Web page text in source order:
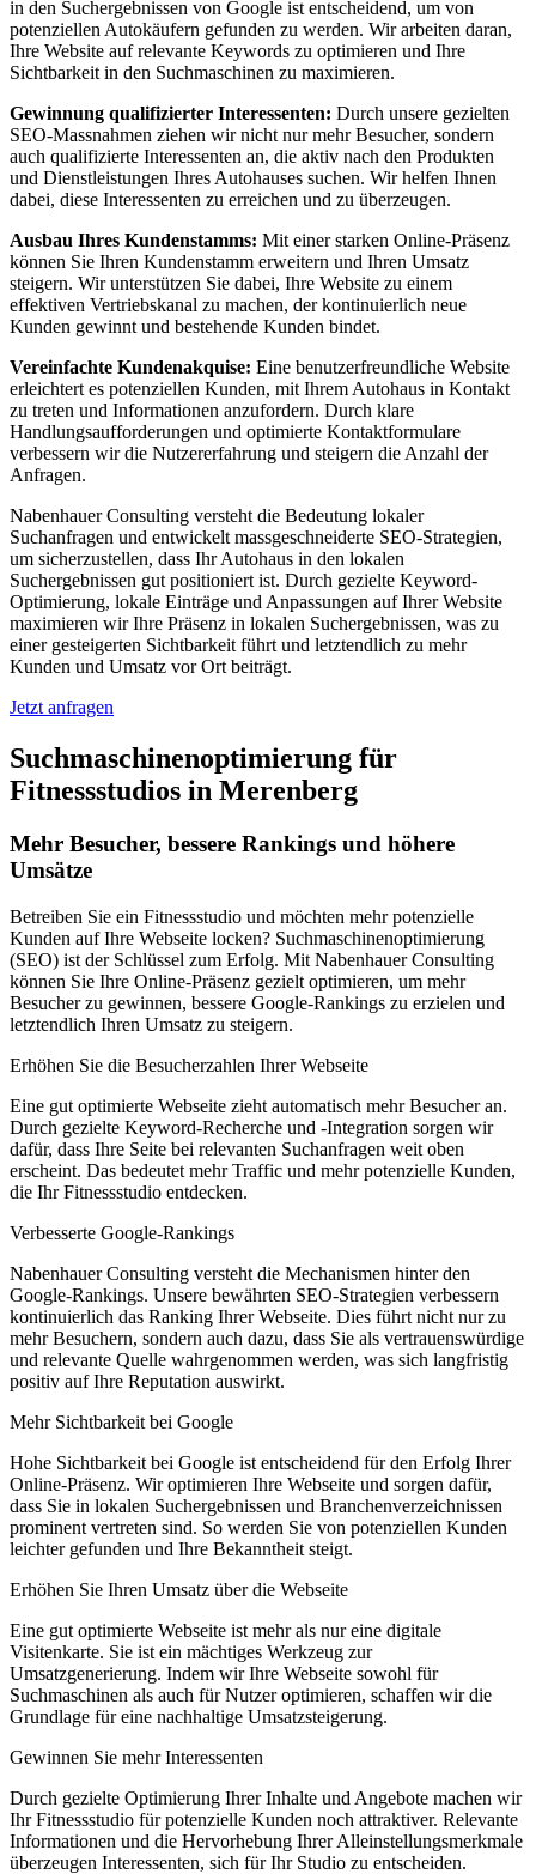
in den Suchergebnissen von Google ist entscheidend, um von
potenziellen Autokäufern gefunden zu werden. Wir arbeiten daran,
Ihre Website auf relevante Keywords zu optimieren und Ihre
Sichtbarkeit in den Suchmaschinen zu maximieren.
Gewinnung qualifizierter Interessenten: Durch unsere gezielten
SEO-Massnahmen ziehen wir nicht nur mehr Besucher, sondern
auch qualifizierte Interessenten an, die aktiv nach den Produkten
und Dienstleistungen Ihres Autohauses suchen. Wir helfen Ihnen
dabei, diese Interessenten zu erreichen und zu überzeugen.
Ausbau Ihres Kundenstamms: Mit einer starken Online-Präsenz
können Sie Ihren Kundenstamm erweitern und Ihren Umsatz
steigern. Wir unterstützen Sie dabei, Ihre Website zu einem
effektiven Vertriebskanal zu machen, der kontinuierlich neue
Kunden gewinnt und bestehende Kunden bindet.
Vereinfachte Kundenakquise: Eine benutzerfreundliche Website
erleichtert es potenziellen Kunden, mit Ihrem Autohaus in Kontakt
zu treten und Informationen anzufordern. Durch klare
Handlungsaufforderungen und optimierte Kontaktformulare
verbessern wir die Nutzererfahrung und steigern die Anzahl der
Anfragen.
Nabenhauer Consulting versteht die Bedeutung lokaler
Suchanfragen und entwickelt massgeschneiderte SEO-Strategien,
um sicherzustellen, dass Ihr Autohaus in den lokalen
Suchergebnissen gut positioniert ist. Durch gezielte Keyword-
Optimierung, lokale Einträge und Anpassungen auf Ihrer Website
maximieren wir Ihre Präsenz in lokalen Suchergebnissen, was zu
einer gesteigerten Sichtbarkeit führt und letztendlich zu mehr
Kunden und Umsatz vor Ort beiträgt.
Jetzt anfragen
Suchmaschinenoptimierung für
Fitnessstudios in Merenberg
Mehr Besucher, bessere Rankings und höhere
Umsätze
Betreiben Sie ein Fitnessstudio und möchten mehr potenzielle
Kunden auf Ihre Webseite locken? Suchmaschinenoptimierung
(SEO) ist der Schlüssel zum Erfolg. Mit Nabenhauer Consulting
können Sie Ihre Online-Präsenz gezielt optimieren, um mehr
Besucher zu gewinnen, bessere Google-Rankings zu erzielen und
letztendlich Ihren Umsatz zu steigern.
Erhöhen Sie die Besucherzahlen Ihrer Webseite
Eine gut optimierte Webseite zieht automatisch mehr Besucher an.
Durch gezielte Keyword-Recherche und -Integration sorgen wir
dafür, dass Ihre Seite bei relevanten Suchanfragen weit oben
erscheint. Das bedeutet mehr Traffic und mehr potenzielle Kunden,
die Ihr Fitnessstudio entdecken.
Verbesserte Google-Rankings
Nabenhauer Consulting versteht die Mechanismen hinter den
Google-Rankings. Unsere bewährten SEO-Strategien verbessern
kontinuierlich das Ranking Ihrer Webseite. Dies führt nicht nur zu
mehr Besuchern, sondern auch dazu, dass Sie als vertrauenswürdige
und relevante Quelle wahrgenommen werden, was sich langfristig
positiv auf Ihre Reputation auswirkt.
Mehr Sichtbarkeit bei Google
Hohe Sichtbarkeit bei Google ist entscheidend für den Erfolg Ihrer
Online-Präsenz. Wir optimieren Ihre Webseite und sorgen dafür,
dass Sie in lokalen Suchergebnissen und Branchenverzeichnissen
prominent vertreten sind. So werden Sie von potenziellen Kunden
leichter gefunden und Ihre Bekanntheit steigt.
Erhöhen Sie Ihren Umsatz über die Webseite
Eine gut optimierte Webseite ist mehr als nur eine digitale
Visitenkarte. Sie ist ein mächtiges Werkzeug zur
Umsatzgenerierung. Indem wir Ihre Webseite sowohl für
Suchmaschinen als auch für Nutzer optimieren, schaffen wir die
Grundlage für eine nachhaltige Umsatzsteigerung.
Gewinnen Sie mehr Interessenten
Durch gezielte Optimierung Ihrer Inhalte und Angebote machen wir
Ihr Fitnessstudio für potenzielle Kunden noch attraktiver. Relevante
Informationen und die Hervorhebung Ihrer Alleinstellungsmerkmale
überzeugen Interessenten, sich für Ihr Studio zu entscheiden.